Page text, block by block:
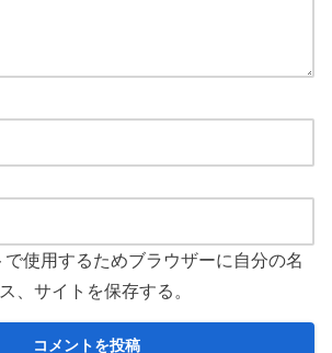
使用するためブラウザーに自分の名
、サイトを保存する。